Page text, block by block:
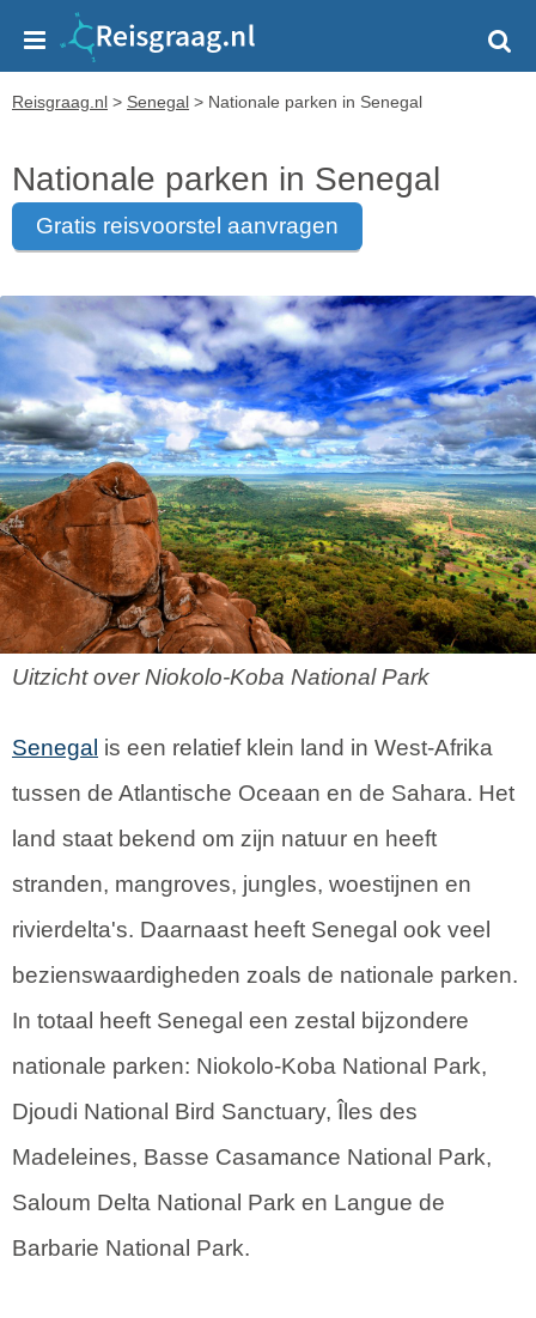
Reisgraag.nl > Senegal > Nationale parken in Senegal
Nationale parken in Senegal
gratis reisvoorstel aanvragen
Uitzicht over Niokolo-Koba National Park
Senegal is een relatief klein land in West-Afrika
tussen de Atlantische Oceaan en de Sahara. Het
land staat bekend om zijn natuur en heeft
stranden, mangroves, jungles, woestijnen en
rivierdelta's. Daarnaast heeft Senegal ook veel
bezienswaardigheden zoals de nationale parken.
In totaal heeft Senegal een zestal bijzondere
nationale parken: Niokolo-Koba National Park,
Djoudi National Bird Sanctuary, Îles des
Madeleines, Basse Casamance National Park,
Saloum Delta National Park en Langue de
Barbarie National Park.